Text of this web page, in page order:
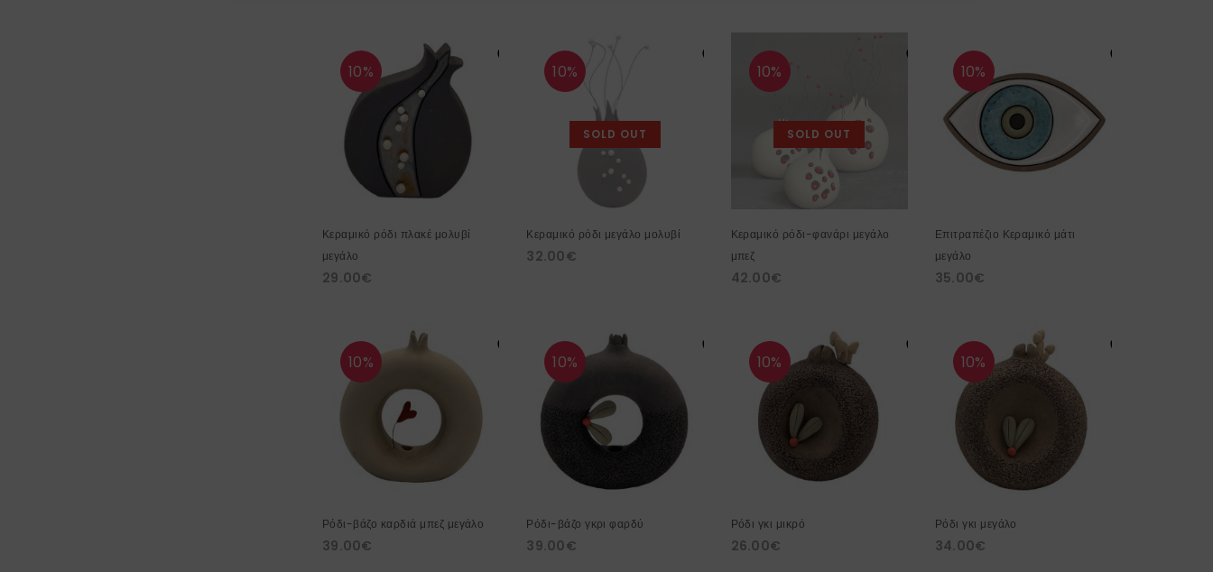
10%
Κεραμικό ρόδι πλακέ μολυβί
μεγάλο
29.00€
10%
SOLD OUT
Κεραμικό ρόδι μεγάλο μολυβί
32.00€
10%
SOLD OUT
Κεραμικό ρόδι-φανάρι μεγάλο
μπεζ
42.00€
10%
Επιτραπέζιο Κεραμικό μάτι
μεγάλο
35.00€
10%
Ρόδι-βάζο καρδιά μπεζ μεγάλο
39.00€
10%
Ρόδι-βάζο γκρι φαρδύ
39.00€
10%
Ρόδι γκι μικρό
26.00€
10%
Ρόδι γκι μεγάλο
34.00€